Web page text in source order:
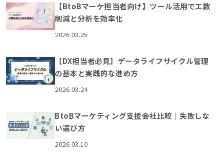
【BtoBマーケ担当者向け】ツール活用で工数
削減と分析を効率化
2026.03.25
【DX担当者必見】データライフサイクル管理
の基本と実践的な進め方
2026.03.24
BtoBマーケティング支援会社比較｜失敗しな
い選び方
2026.03.10